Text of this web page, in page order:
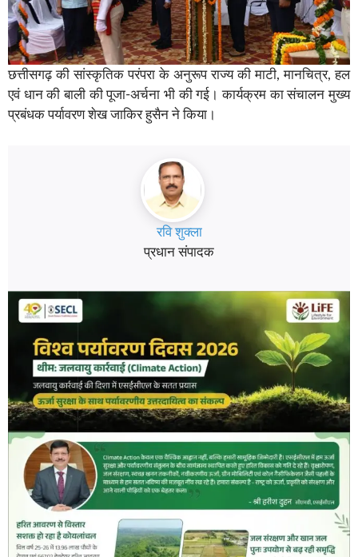
छत्तीसगढ़ की सांस्कृतिक परंपरा के अनुरूप राज्य की माटी, मानचित्र, हल
एवं धान की बाली की पूजा-अर्चना भी की गई। कार्यक्रम का संचालन मुख्य
प्रबंधक पर्यावरण शेख जाकिर हुसैन ने किया।
रवि शुक्ला
प्रधान संपादक